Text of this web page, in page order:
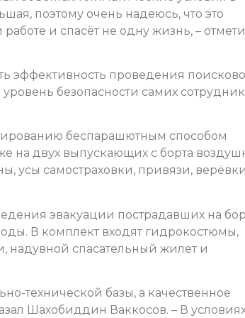
поэтому очень надеюсь, что это
и спасёт не одну жизнь, –
эффективность проведения
безопасности самих
беспарашютным способом
на двух выпускающих с борта
усы самостраховки, привязи,
эвакуации пострадавших на
В комплект входят гидрокостюмы,
надувной спасательный жилет и
технической базы, а качественное
Шахобиддин Ваккосов. – В